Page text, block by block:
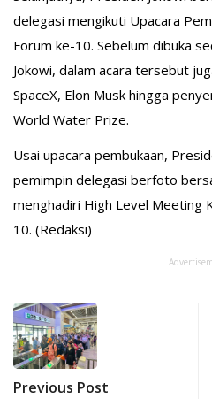
delegasi mengikuti Upacara
Forum ke-10. Sebelum dibuka
Jokowi, dalam acara tersebut
SpaceX, Elon Musk hingga
World Water Prize.
Usai upacara pembukaan,
pemimpin delegasi berfoto
menghadiri High Level Meeting
10. (Redaksi)
Previous Post